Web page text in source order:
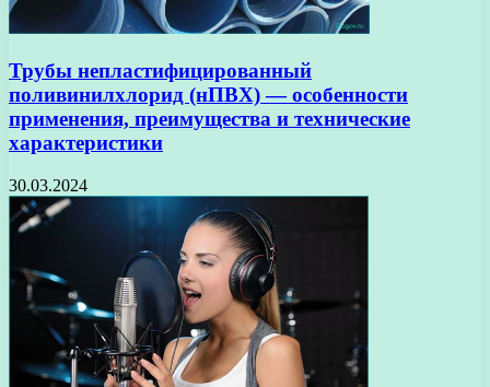
Трубы непластифицированный
поливинилхлорид (нПВХ) — особенности
применения, преимущества и технические
характеристики
30.03.2024